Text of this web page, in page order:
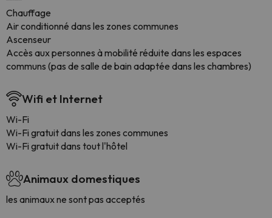
Chauffage
Air conditionné dans les zones communes
Ascenseur
Accès aux personnes à mobilité réduite dans les espaces
communs (pas de salle de bain adaptée dans les chambres)
Wifi et Internet
Wi-Fi
Wi-Fi gratuit dans les zones communes
Wi-Fi gratuit dans tout l'hôtel
Animaux domestiques
les animaux ne sont pas acceptés